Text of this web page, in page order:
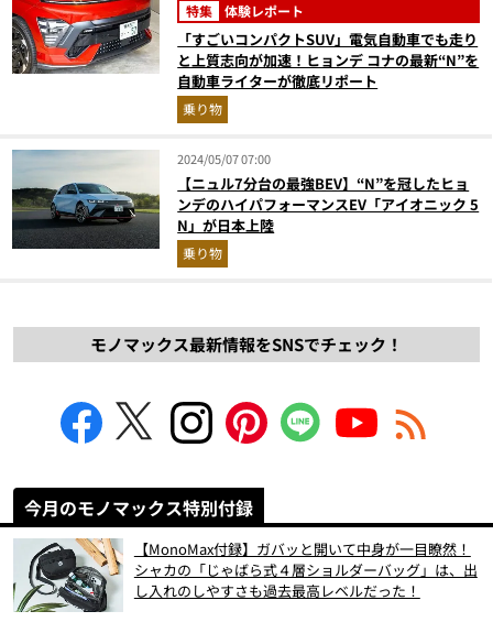
特集 体験レポート
「すごいコンパクトSUV」電気自動車でも走り
と上質志向が加速！ヒョンデ コナの最新“N”を
自動車ライターが徹底リポート
乗り物
2024/05/07 07:00
【ニュル7分台の最強BEV】“N”を冠したヒョ
ンデのハイパフォーマンスEV「アイオニック 5
N」が日本上陸
乗り物
モノマックス最新情報をSNSでチェック！
今月のモノマックス特別付録
【MonoMax付録】ガバッと開いて中身が一目瞭然！
シャカの「じゃばら式４層ショルダーバッグ」は、出
し入れのしやすさも過去最高レベルだった！